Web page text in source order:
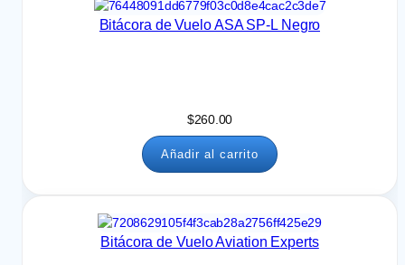
Bitácora de Vuelo ASA SP-L Negro
$260.00
Añadir al carrito
Bitácora de Vuelo Aviation Experts